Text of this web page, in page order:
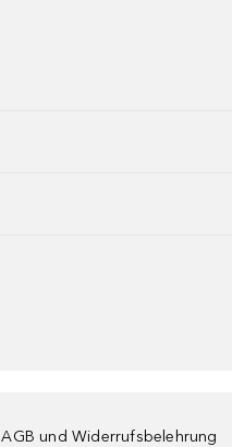
AGB und Widerrufsbelehrung